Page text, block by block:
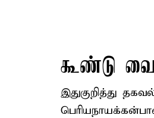
கூண்டு
இதுகுறித்து